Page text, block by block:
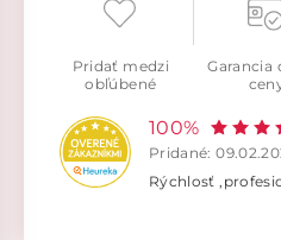
Pridať medzi
obľúbené
Garancia
100%
Pridané:
Rýchlosť